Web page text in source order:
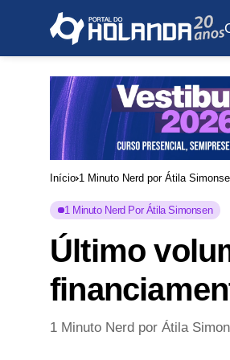
Início 1 Minuto Nerd por Átila
1 Minuto Nerd Por Átila Simonsen
Último
1 Minuto Nerd por Átila